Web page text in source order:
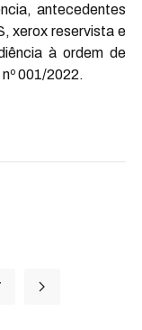
antecedentes
xerox reservista e
à ordem de
001/2022.